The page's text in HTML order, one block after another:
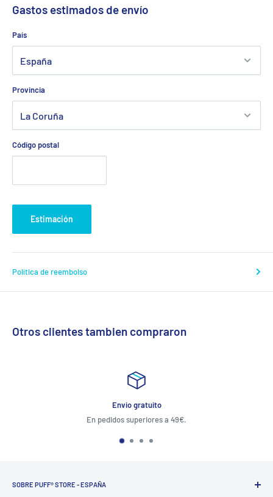
Gastos estimados de envío
País
Provincia
Código postal
Estimación
Política de reembolso
Otros clientes tambien compraron
Atención al cliente 24
SOBRE PUFF® STORE - ESPAÑA